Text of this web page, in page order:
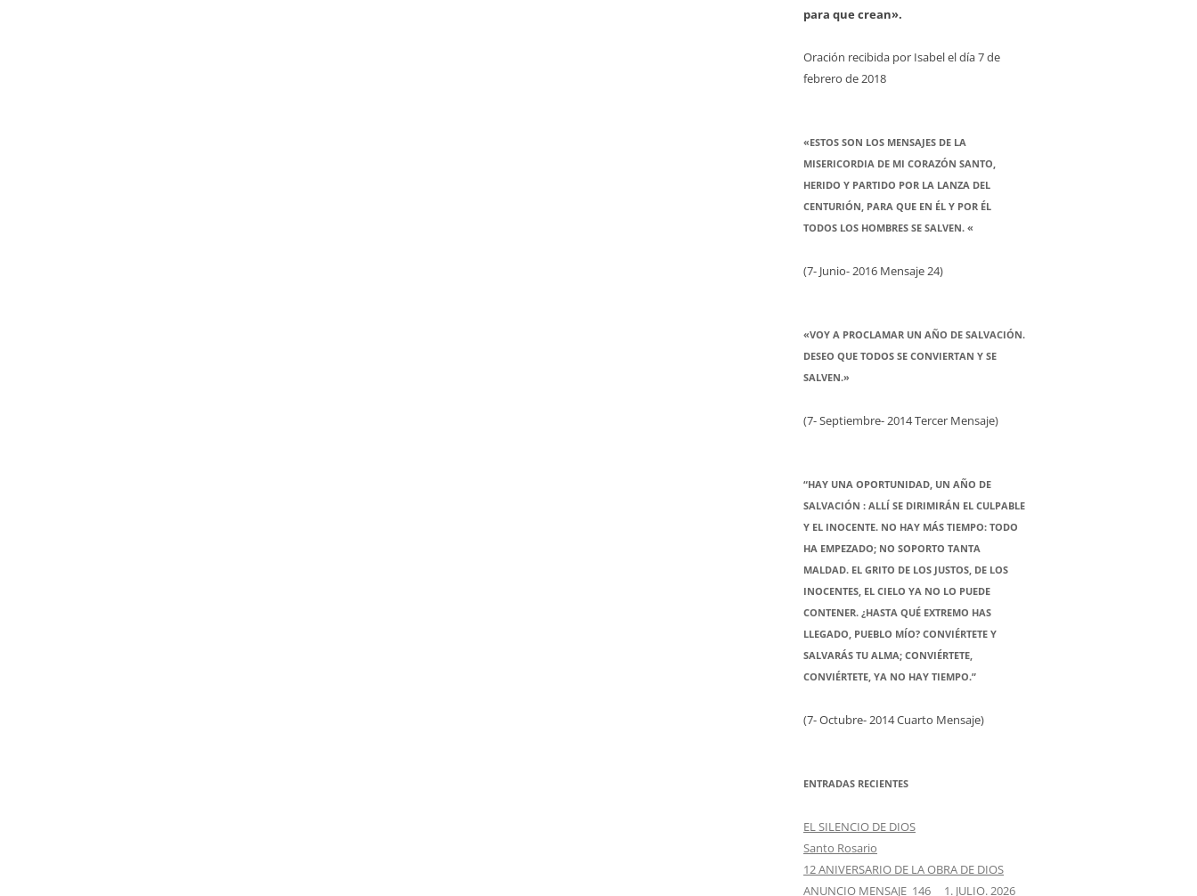
para que crean».
Oración recibida por Isabel el día 7 de
febrero de 2018
«ESTOS SON LOS MENSAJES DE LA
MISERICORDIA DE MI CORAZÓN SANTO,
HERIDO Y PARTIDO POR LA LANZA DEL
CENTURIÓN, PARA QUE EN ÉL Y POR ÉL
TODOS LOS HOMBRES SE SALVEN. «
(7- Junio- 2016 Mensaje 24)
«VOY A PROCLAMAR UN AÑO DE SALVACIÓN.
DESEO QUE TODOS SE CONVIERTAN Y SE
SALVEN.»
(7- Septiembre- 2014 Tercer Mensaje)
“HAY UNA OPORTUNIDAD, UN AÑO DE
SALVACIÓN : ALLÍ SE DIRIMIRÁN EL CULPABLE
Y EL INOCENTE. NO HAY MÁS TIEMPO: TODO
HA EMPEZADO; NO SOPORTO TANTA
MALDAD. EL GRITO DE LOS JUSTOS, DE LOS
INOCENTES, EL CIELO YA NO LO PUEDE
CONTENER. ¿HASTA QUÉ EXTREMO HAS
LLEGADO, PUEBLO MÍO? CONVIÉRTETE Y
SALVARÁS TU ALMA; CONVIÉRTETE,
CONVIÉRTETE, YA NO HAY TIEMPO.”
(7- Octubre- 2014 Cuarto Mensaje)
ENTRADAS RECIENTES
EL SILENCIO DE DIOS
Santo Rosario
12 ANIVERSARIO DE LA OBRA DE DIOS
ANUNCIO MENSAJE 146 1. JULIO. 2026